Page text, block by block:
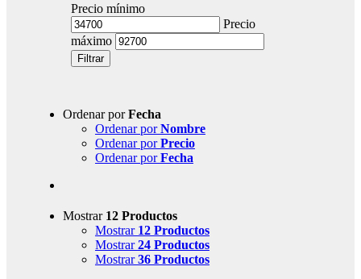
Precio mínimo
Precio
máximo
Filtrar
Ordenar porFecha
Ordenar porNombre
Ordenar porPrecio
Ordenar porFecha
Mostrar 12 Productos
Mostrar 12 Productos
Mostrar24 Productos
Mostrar36 Productos